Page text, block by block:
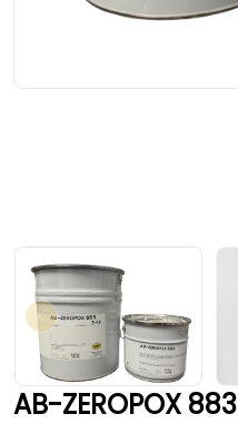
AB-ZEROPOX 883